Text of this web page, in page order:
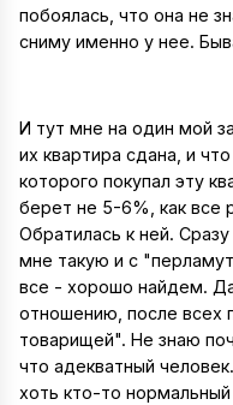
побоялась, что она не
сниму именно у нее.
И тут мне на один мой
их квартира сдана, и
которого покупал эту
берет не 5-6%, как все
Обратилась к ней.
мне такую и с
все - хорошо найдем.
отношению, после всех
товарищей". Не знаю
что адекватный
хоть кто-то нормальный